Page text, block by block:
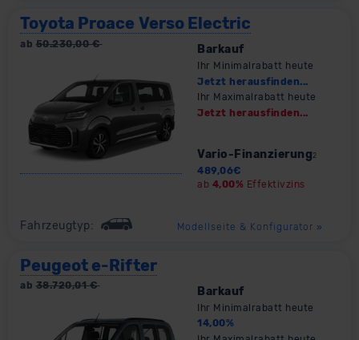
Toyota Proace Verso Electric
ab 50.230,00€ Barkauf
Ihr Minimalrabatt heute
Jetzt herausfinden...
Ihr Maximalrabatt heute
Jetzt herausfinden...
Vario-Finanzierung2
489,06€
ab 4,00% Effektivzins
Fahrzeugtyp: Modellseite & Konfigurator »
Peugeot e-Rifter
ab 38.720,01€ Barkauf
Ihr Minimalrabatt heute
14,00%